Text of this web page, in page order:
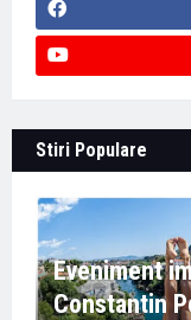
Stiri Populare
Eveniment
Constantin